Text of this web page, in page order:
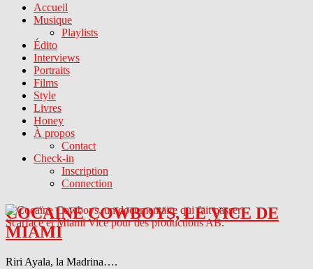
Accueil
Musique
Playlists
Édito
Interviews
Portraits
Films
Style
Livres
Honey
À propos
Contact
Check-in
Inscription
Connection
COCAINE COWBOYS, LE VICE DE
MIAMI
Riri Ayala, la Madrina….